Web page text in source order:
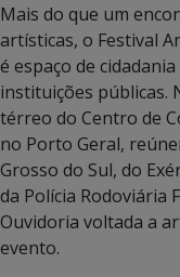
Mais do que um
artísticas, o Festival
é espaço de
instituições públicas.
térreo do Centro de
no Porto Geral,
Grosso do Sul, do
da Polícia Rodoviária
Ouvidoria voltada a
evento.